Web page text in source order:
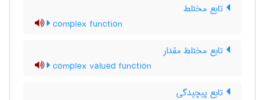
تابع مختلط
complex function
تابع مختلط مقدار
complex valued function
تابع پیچیدگی